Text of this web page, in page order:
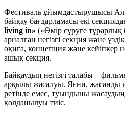
Фестиваль ұйымдастырушысы
байқау бағдарламасы екі
living in» («Өмір сүруге
арналған негізгі секция жəне
оқиға, концепция жəне
ашық секция.
Байқаудың негізгі талабы –
арқылы жасалуы. Яғни, жасанды
ретінде емес, туындыны жасаудың
қолданылуы тиіс.